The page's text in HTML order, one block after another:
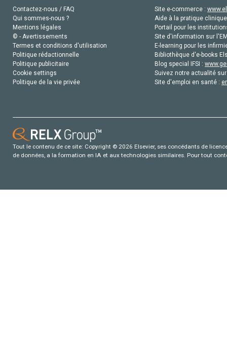
Contactez-nous / FAQ
Qui sommes-nous ?
Mentions légales
© - Avertissements
Termes et conditions d'utilisation
Politique rédactionnelle
Politique publicitaire
Cookie settings
Politique de la vie privée
Site e-commerce :
Aide à la pratique
Portail pour les
Site d'information sur
E-learning pour les
Bibliothèque d'e-books
Blog special IFSI :
Suivez notre actualité
Site d'emploi en santé :
Tout le contenu de ce site: Copyright © 2026 Elsevier, ses concédants de
de données, a la formation en IA et aux technologies similaires. Pour tout